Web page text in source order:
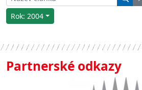
Rok: 2004
Partnerské odkazy